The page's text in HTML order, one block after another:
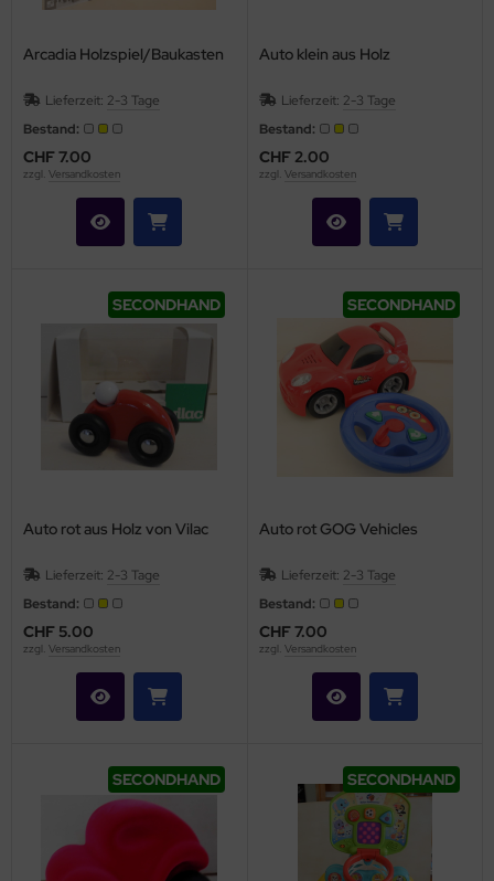
Arcadia Holzspiel/Baukasten
Lieferzeit: 2-3 Tage
Bestand:
CHF 7.00
zzgl. Versandkosten
Auto klein aus Holz
Lieferzeit: 2-3 Tage
Bestand:
CHF 2.00
zzgl. Versandkosten
SECONDHAND
Auto rot aus Holz von Vilac
Lieferzeit: 2-3 Tage
Bestand:
CHF 5.00
zzgl. Versandkosten
SECONDHAND
Auto rot GOG Vehicles
Lieferzeit: 2-3 Tage
Bestand:
CHF 7.00
zzgl. Versandkosten
SECONDHAND SECONDHAND